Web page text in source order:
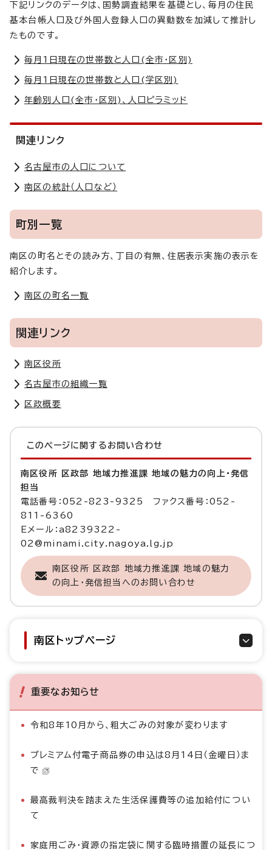
下記リンクのデータは、国勢調査結果を基礎とし、毎月の住民
基本台帳人口及び外国人登録人口の異動数を加減して推計し
たものです。
毎月1日現在の世帯数と人口(全市・区別)
毎月1日現在の世帯数と人口(学区別)
年齢別人口(全市・区別)、人口ピラミッド
関連リンク
名古屋市の人口について
南区の統計（人口など）
町別一覧
南区の町名とその読み方、丁目の有無、住居表示実施の表示を
紹介します。
南区の町名一覧
関連リンク
南区役所
名古屋市の組織一覧
区政概要
このページに関する お問い合わせ
南区役所 区政部 地域力推進課 地域の魅力の向上・発信
担当
電話番号：052-823-9325 ファクス番号：052-
811-6360
Eメール：a8239322-
02@minami.city.nagoya.lg.jp
南区役所 区政部 地域力推進課 地域の魅力
の向上・発信担当へのお問い合わせ
南区トップページ
重要なお知らせ
令和8年10月から、粗大ごみの対象が変わります
プレミアム付電子商品券の申込は8月14日（金曜日）ま
で
最高裁判決を踏まえた生活保護費等の追加給付につい
て
家庭用ごみ・資源の指定袋に関する臨時措置の延長につ